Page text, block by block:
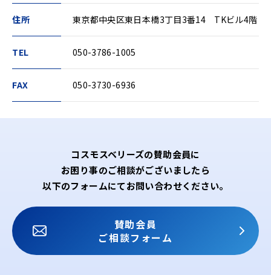
住所 東京都中央区東日本橋3丁目3番14 TKビル4階
TEL 050-3786-1005
FAX 050-3730-6936
コスモスベリーズの賛助会員に
お困り事のご相談がございましたら
以下のフォームにてお問い合わせください。
賛助会員
ご相談フォーム